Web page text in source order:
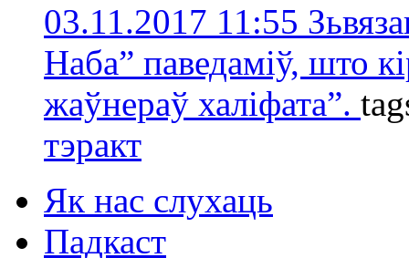
03.11.2017 11:55
Наба” паведаміў, што
жаўнераў халіфата”.
тэракт
Як нас слухаць
Падкаст